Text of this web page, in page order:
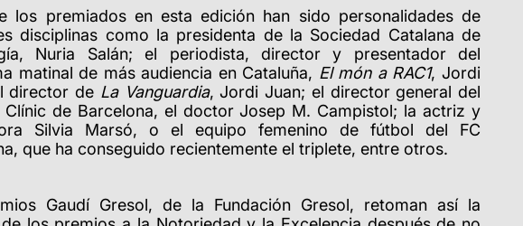
los premiados en esta edición han sido personalidades de
disciplinas como la presidenta de la Sociedad Catalana de
Nuria Salán; el periodista, director y presentador del
matinal de más audiencia en Cataluña, El món a RAC1, Jordi
director de La Vanguardia, Jordi Juan; el director general del
Clínic de Barcelona, el doctor Josep M. Campistol; la actriz y
Silvia Marsó, o el equipo femenino de fútbol del FC
que ha conseguido recientemente el triplete, entre otros.
Gaudí Gresol, de la Fundación Gresol, retoman así la